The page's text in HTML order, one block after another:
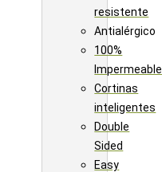
resistente
Antialérgico
100%
Impermeable
Cortinas
inteligentes
Double
Sided
Easy